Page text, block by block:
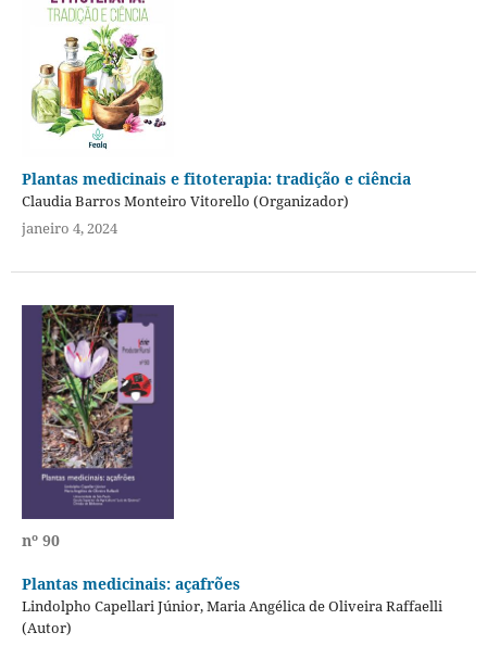
Plantas medicinais e fitoterapia: tradição e ciência
Claudia Barros Monteiro Vitorello (Organizador)
janeiro 4, 2024
nº 90
Plantas medicinais: açafrões
Lindolpho Capellari Júnior, Maria Angélica de Oliveira Raffaelli
(Autor)